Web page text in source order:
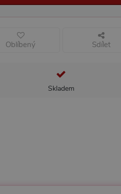
Oblíbený Sdílet
Skladem